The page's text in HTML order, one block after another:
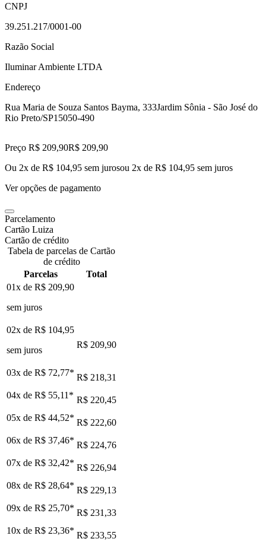
CNPJ
39.251.217/0001-00
Razão Social
Iluminar Ambiente LTDA
Endereço
Rua Maria de Souza Santos Bayma, 333Jardim Sônia - São José do
Rio Preto/SP15050-490
Preço R$ 209,90R$ 209,90
Ou 2x de R$ 104,95 sem jurosou 2x de R$ 104,95 sem juros
Ver opções de pagamento
Parcelamento
Cartão Luiza
Cartão de crédito
Tabela de parcelas de Cartão
de crédito
Parcelas
Total
01x de R$ 209,90
sem juros
02x de R$ 104,95
sem juros
R$ 209,90
03x de R$ 72,77* R$ 218,31
04x de R$ 55,11 * R$ 220,45
05x de R$ 44,52* R$ 222,60
06x de R$ 37,46* R$ 224,76
07x de R$ 32,42* R$ 226,94
08x de R$ 28,64* R$ 229,13
09x de R$ 25,70* R$ 231,33
10x de R$ 23,36* R$ 233,55